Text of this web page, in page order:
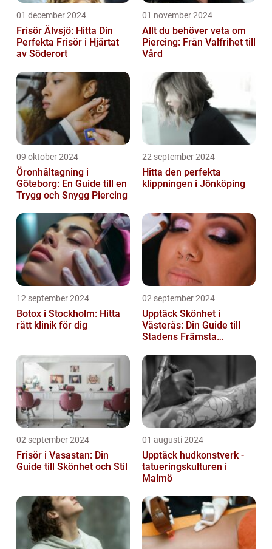
01 december 2024
Frisör Älvsjö: Hitta Din
Perfekta Frisör i Hjärtat
av Söderort
01 november 2024
Allt du behöver veta om
Piercing: Från Valfrihet till
Vård
09 oktober 2024
Öronhåltagning i
Göteborg: En Guide till en
Trygg och Snygg Piercing
22 september 2024
Hitta den perfekta
klippningen i Jönköping
12 september 2024
Botox i Stockholm: Hitta
rätt klinik för dig
02 september 2024
Upptäck Skönhet i
Västerås: Din Guide till
Stadens Främsta
02 september 2024
Frisör i Vasastan: Din
Guide till Skönhet och Stil
01 augusti 2024
Upptäck hudkonstverk -
tatueringskulturen i
Malmö